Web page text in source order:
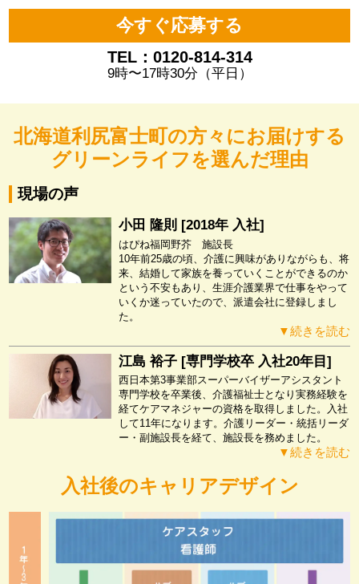
今すぐ応募する
TEL：0120-814-314
9時〜17時30分（平日）
北海道利尻富士町の方々にお届けする
グリーンライフを選んだ理由
現場の声
小田 隆則 [2018年 入社]
はぴね福岡野芥 施設長
10年前25歳の頃、介護に興味がありながらも、将
来、結婚して家族を養っていくことができるのか
という不安もあり、生涯介護業界で仕事をやって
いくか迷っていたので、派遣会社に登録しまし
た。
▼続きを読む
江島 裕子 [専門学校卒 入社20年目]
西日本第3事業部スーパーバイザーアシスタント
専門学校を卒業後、介護福祉士となり実務経験を
経てケアマネジャーの資格を取得しました。入社
して11年になります。介護リーダー・統括リーダ
ー・副施設長を経て、施設長を務めました。
▼続きを読む
入社後のキャリアデザイン